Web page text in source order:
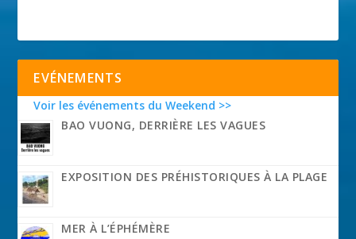
EVÉNEMENTS
Voir les événements du Weekend >>
BAO VUONG, DERRIÈRE LES VAGUES
EXPOSITION DES PRÉHISTORIQUES À LA PLAGE
MER À L’ÉPHÉMÈRE